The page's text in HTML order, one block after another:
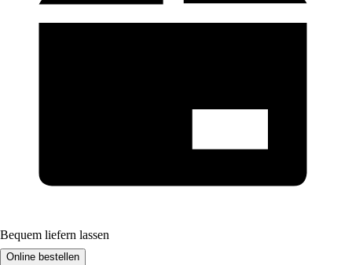
Bequem liefern lassen
Online bestellen